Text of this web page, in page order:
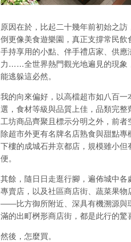
原因在於，比起二十幾年前初始之
倒更像美食遊樂園，真正支撐常民
手持享用的小點、伴手禮店家、供
力……全世界熱門觀光地遍見的現象
能逃躲這必然。
我的向來偏好，以高檔超市如八百
選，食材等級與品質上佳，品類完
工坊商品齊聚且標示分明之外，前
除超市外更有名牌名店熟食與甜點
下樓的成城石井京都店，規模雖小
便。
其餘，隨日日走逛行腳，遍佈城中
專賣店，以及社區商店街、蔬菜果
——比方御所附近、深具有機溯源與
滿的出町桝形商店街，都是此行的驚
然後，怎麼買。